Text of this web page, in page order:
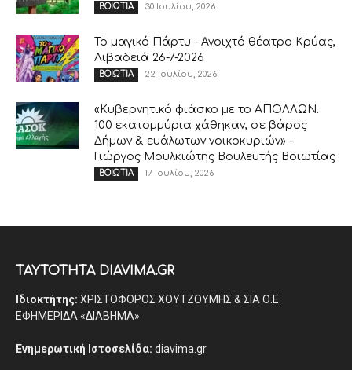
ΒΟΙΩΤΙΑ 30 Ιουλίου, 2026
Το μαγικό Πάρτυ – Ανοιχτό θέατρο Κρύας,
Λιβαδειά 26-7-2026
ΒΟΙΩΤΙΑ 22 Ιουλίου, 2026
«Κυβερνητικό φιάσκο με το ΑΠΟΛΛΩΝ.
100 εκατομμύρια χάθηκαν, σε βάρος
Δήμων & ευάλωτων νοικοκυριών» –
Γιώργος Μουλκιώτης Βουλευτής Βοιωτίας
ΒΟΙΩΤΙΑ 17 Ιουλίου, 2026
ΤΑΥΤΟΤΗΤΑ DIAVIMA.GR
Ιδιοκτήτης: ΧΡΙΣΤΟΦΟΡΟΣ ΧΟΥΤΖΟΥΜΗΣ & ΣΙΑ Ο.Ε.
ΕΦΗΜΕΡΙΔΑ «ΔΙΑΒΗΜΑ»
Ενημερωτική Ιστοσελίδα: diavima.gr